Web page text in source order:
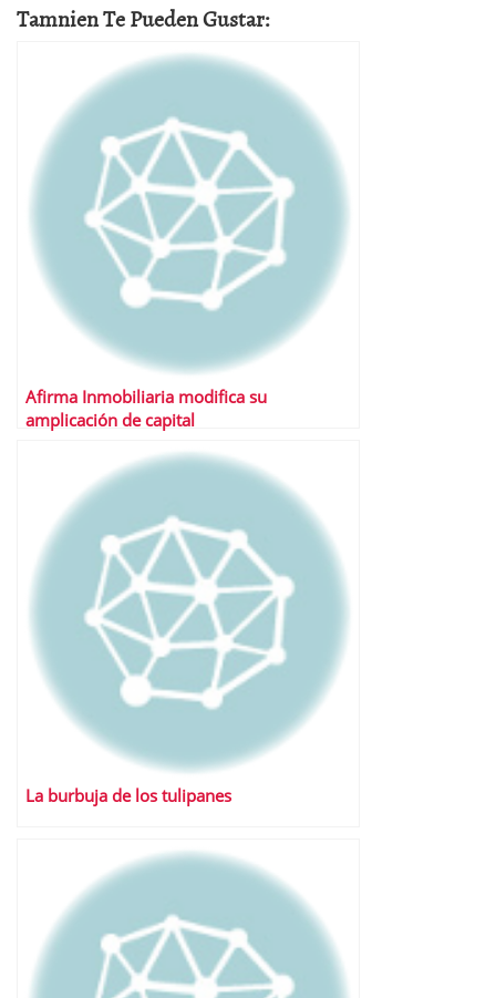
Tamnien Te Pueden Gustar:
Afirma Inmobiliaria modifica su
amplicación de capital
La burbuja de los tulipanes